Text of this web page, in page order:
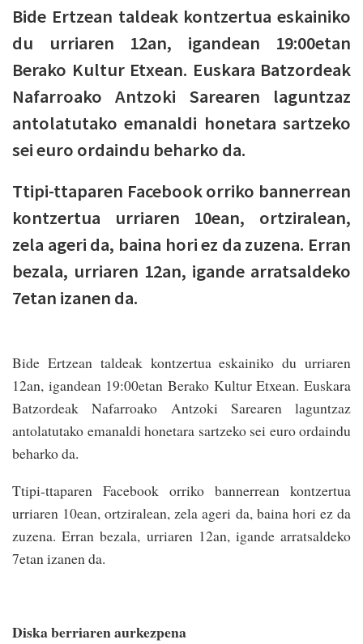
Bide Ertzean taldeak kontzertua eskainiko
du urriaren 12an, igandean 19:00etan
Berako Kultur Etxean. Euskara Batzordeak
Nafarroako Antzoki Sarearen laguntzaz
antolatutako emanaldi honetara sartzeko
sei euro ordaindu beharko da.
Ttipi-ttaparen Facebook orriko bannerrean
kontzertua urriaren 10ean, ortziralean,
zela ageri da, baina hori ez da zuzena. Erran
bezala, urriaren 12an, igande arratsaldeko
7etan izanen da.
Bide Ertzean taldeak kontzertua eskainiko du urriaren
12an, igandean 19:00etan Berako Kultur Etxean. Euskara
Batzordeak Nafarroako Antzoki Sarearen laguntzaz
antolatutako emanaldi honetara sartzeko sei euro ordaindu
beharko da.
Ttipi-ttaparen Facebook orriko bannerrean kontzertua
urriaren 10ean, ortziralean, zela ageri da, baina hori ez da
zuzena. Erran bezala, urriaren 12an, igande arratsaldeko
7etan izanen da.
Diska berriaren aurkezpena